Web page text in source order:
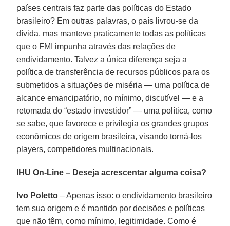
países centrais faz parte das políticas do Estado
brasileiro? Em outras palavras, o país livrou-se da
dívida, mas manteve praticamente todas as políticas
que o FMI impunha através das relações de
endividamento. Talvez a única diferença seja a
política de transferência de recursos públicos para os
submetidos a situações de miséria — uma política de
alcance emancipatório, no mínimo, discutível — e a
retomada do “estado investidor” — uma política, como
se sabe, que favorece e privilegia os grandes grupos
econômicos de origem brasileira, visando torná-los
players, competidores multinacionais.
IHU On-Line – Deseja acrescentar alguma coisa?
Ivo Poletto – Apenas isso: o endividamento brasileiro
tem sua origem e é mantido por decisões e políticas
que não têm, como mínimo, legitimidade. Como é